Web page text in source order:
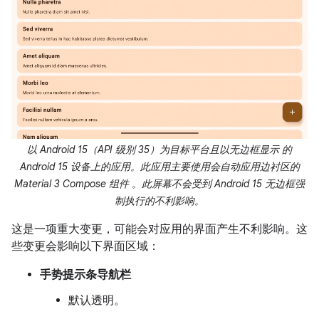
以 Android 15（API 级别 35）为目标平台且以无边框显示 的
Android 15 设备上的应用。此应用主要使用会自动应用边衬区的
Material 3 Compose 组件 。此屏幕不会受到 Android 15 无边框强
制执行的不利影响。
这是一项重大变更，可能会对应用的界面产生不利影响。这
些变更会影响以下界面区域：
手势提示条导航栏
默认透明。